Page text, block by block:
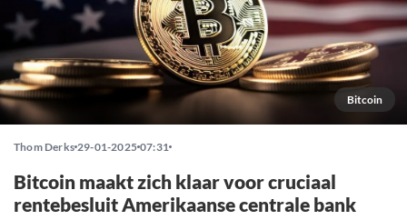
Bitcoin
Thom Derks 29-01-2025 07:31
Bitcoin maakt zich klaar voor cruciaal
rentebesluit Amerikaanse centrale bank